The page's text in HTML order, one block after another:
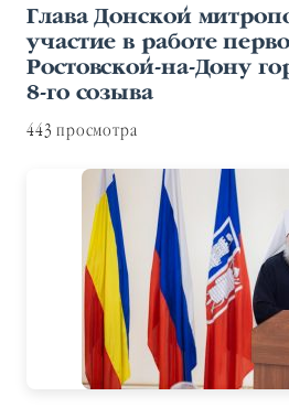
Глава Донской
участие в работе
Ростовской-на-Дону
8-го созыва
443 просмотра